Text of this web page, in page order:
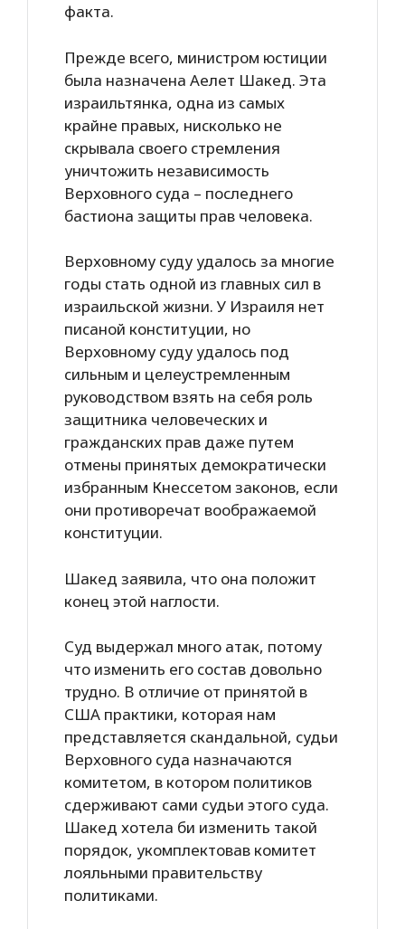
факта.
Прежде всего, министром юстиции
была назначена Аелет Шакед. Эта
израильтянка, одна из самых
крайне правых, нисколько не
скрывала своего стремления
уничтожить независимость
Верховного суда – последнего
бастиона защиты прав человека.
Верховному суду удалось за многие
годы стать одной из главных сил в
израильской жизни. У Израиля нет
писаной конституции, но
Верховному суду удалось под
сильным и целеустремленным
руководством взять на себя роль
защитника человеческих и
гражданских прав даже путем
отмены принятых демократически
избранным Кнессетом законов, если
они противоречат воображаемой
конституции.
Шакед заявила, что она положит
конец этой наглости.
Суд выдержал много атак, потому
что изменить его состав довольно
трудно. В отличие от принятой в
США практики, которая нам
представляется скандальной, судьи
Верховного суда назначаются
комитетом, в котором политиков
сдерживают сами судьи этого суда.
Шакед хотела би изменить такой
порядок, укомплектовав комитет
лояльными правительству
политиками.